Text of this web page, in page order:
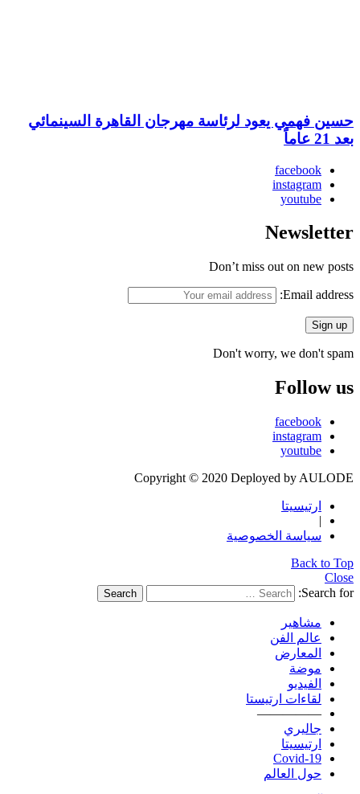
حسين فهمي يعود لرئاسة مهرجان القاهرة السينمائي
بعد 21 عاماً
facebook
instagram
youtube
Newsletter
Don’t miss out on new posts
Email address:
Don't worry, we don't spam
Follow us
facebook
instagram
youtube
Copyright © 2020 Deployed by AULODE
ارتيسيتا
|
سياسة الخصوصية
Back to Top
Close
Search for:
Search
مشاهير
عالم الفن
المعارض
موضة
الفيديو
لقاءات ارتيستا
—————
جاليري
ارتيسيتا
Covid-19
حول العالم